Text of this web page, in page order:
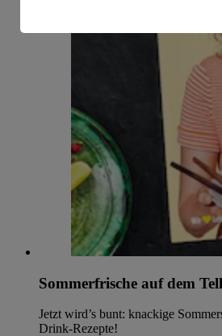
Sommerfrische auf dem
Jetzt wird’s bunt: knackige
Drink-Rezepte!
Informationen zum Herausgeber